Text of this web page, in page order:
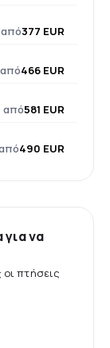
από377 EUR
από466 EUR
από581 EUR
490 EUR
να
πτήσεις